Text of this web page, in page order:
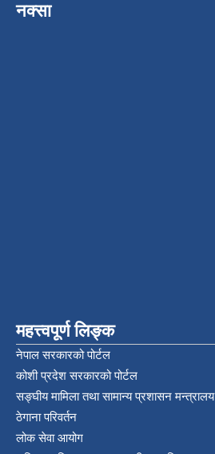
नक्सा
महत्त्वपूर्ण लिङ्क
नेपाल सरकारको पोर्टल
कोशी प्रदेश सरकारको पोर्टल
सङ्‍घीय मामिला तथा सामान्य प्रशासन मन्त्रालय
ठेगाना परिवर्तन
लोक सेवा आयोग